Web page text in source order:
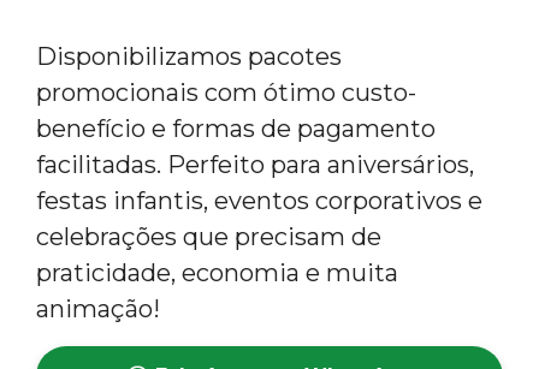
Disponibilizamos pacotes
promocionais com ótimo custo-
benefício e formas de pagamento
facilitadas. Perfeito para aniversários,
festas infantis, eventos corporativos e
celebrações que precisam de
praticidade, economia e muita
animação!